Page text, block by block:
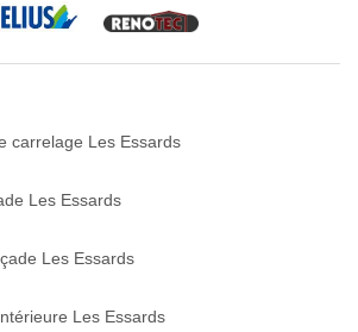
carrelage Les Essards
Les Essards
Les Essards
Les Essards